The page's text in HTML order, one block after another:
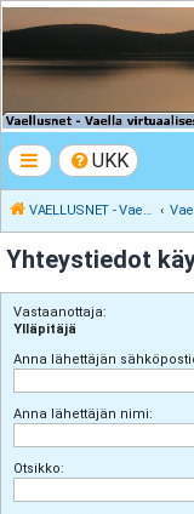
VAELLUSNET
UKK
VAELLUSNET - Vaellusturinat II
Yhteystiedot
Vastaanottaja:
Ylläpitäjä
Anna lähettäjän
Anna lähettäjän nimi:
Otsikko: